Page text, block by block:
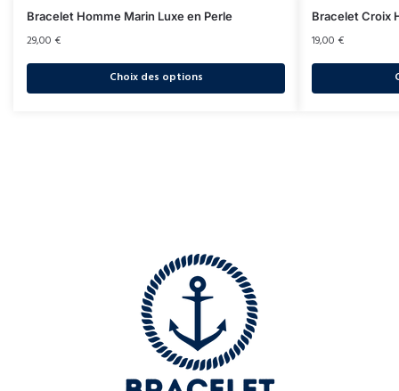
Bracelet Homme Marin Luxe en Perle
29,00 €
Choix des options
Bracelet Croix
19,00 €